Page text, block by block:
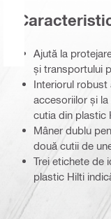
Ajută la
și transportului
Interiorul robust
accesoriilor și
cutia din plastic
Mâner dublu
două cutii de
Trei etichete de
plastic Hilti